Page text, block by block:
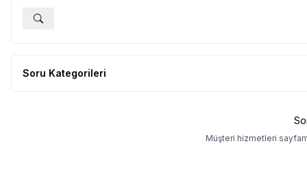
Soru Kategorileri
Müşteri hizmetleri